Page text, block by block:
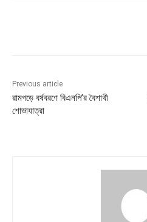
Previous article
রামগড়ে বর্ষবরণে বিএনপি’র বৈশাখী
শোভাযাত্রা